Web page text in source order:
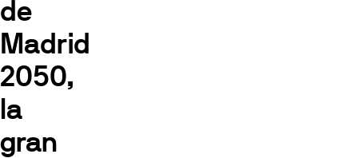
de
Madrid
2050,
la
gran